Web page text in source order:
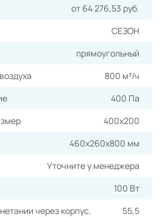
от 64 276,53 руб.
СЕЗОН
прямоугольный
800 м³/ч
400 Па
400х200
460х260х800 мм
Уточните у менеджера
100 Вт
через корпус,
55,5